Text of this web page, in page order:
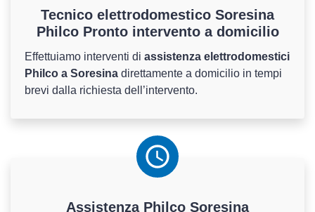
Tecnico elettrodomestico Soresina
Philco Pronto intervento a domicilio
Effettuiamo interventi di assistenza elettrodomestici
Philco a Soresina direttamente a domicilio in tempi
brevi dalla richiesta dell’intervento.
Assistenza Philco Soresina